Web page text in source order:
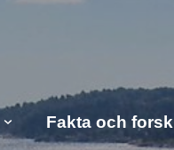
Fakta och